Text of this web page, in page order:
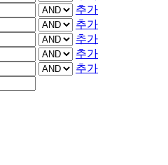
추가
추가
추가
추가
추가